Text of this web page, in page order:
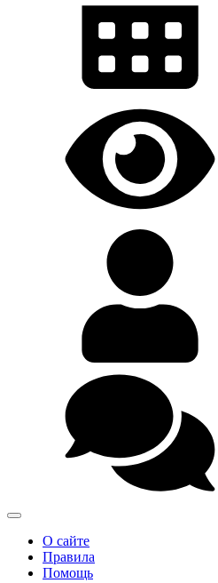
О сайте
Правила
Помощь